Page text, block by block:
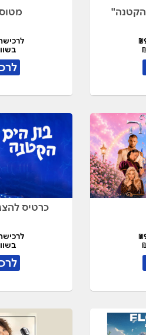
לרכישה
בשווי
כרטיס
לרכישה
בשווי